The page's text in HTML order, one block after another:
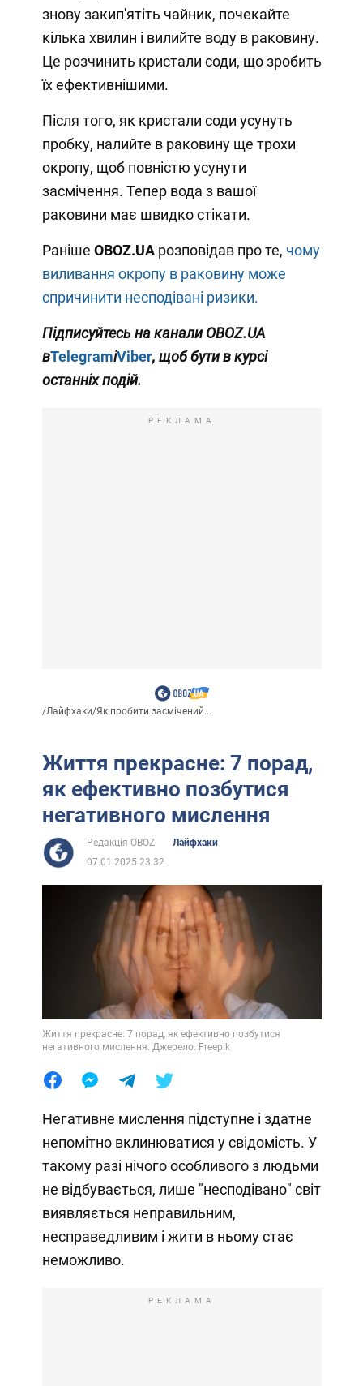
знову закип'ятіть чайник, почекайте
кілька хвилин і вилийте воду в раковину.
Це розчинить кристали соди, що зробить
їх ефективнішими.
Після того, як кристали соди усунуть
пробку, налийте в раковину ще трохи
окропу, щоб повністю усунути
засмічення. Тепер вода з вашої
раковини має швидко стікати.
Раніше OBOZ.UA розповідав про те, чому
виливання окропу в раковину може
спричинити несподівані ризики.
Підписуйтесь на каналиOBOZ.UA
вTelegramіViber, щоб бути в курсі
останніх подій.
РЕКЛАМА
/Лайфхаки/Як пробити засмічений...
Життя прекрасне: 7 порад,
як ефективно позбутися
негативного мислення
Редакція OBOZ
Лайфхаки
07.01.2025 23:32
Життя прекрасне: 7 порад, як ефективно позбутися
негативного мислення. Джерело: Freepik
Негативне мислення підступне і здатне
непомітно вклинюватися у свідомість. У
такому разі нічого особливого з людьми
не відбувається, лише "несподівано" світ
виявляється неправильним,
несправедливим і жити в ньому стає
неможливо.
РЕКЛАМА